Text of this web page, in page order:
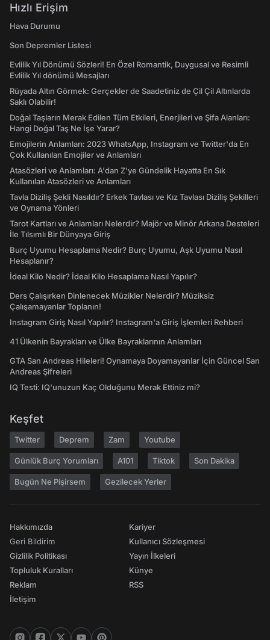
Hızlı Erişim
Hava Durumu
Son Depremler Listesi
Evlilik Yıl Dönümü Sözleri! En Özel Romantik, Duygusal ve Resimli
Evlilik Yıl dönümü Mesajları
Rüyada Altın Görmek: Gerçekler de Saadetiniz de Çil Çil Altınlarda
Saklı Olabilir!
Doğal Taşların Merak Edilen Tüm Etkileri, Enerjileri ve Şifa Alanları:
Hangi Doğal Taş Ne İşe Yarar?
Emojilerin Anlamları: 2023 WhatsApp, Instagram ve Twitter'da En
Çok Kullanılan Emojiler ve Anlamları
Atasözleri ve Anlamları: A'dan Z'ye Gündelik Hayatta En Sık
Kullanılan Atasözleri ve Anlamları
Tavla Diziliş Şekli Nasıldır? Erkek Tavlası ve Kız Tavlası Diziliş Şekilleri
ve Oynama Yönleri
Tarot Kartları ve Anlamları Nelerdir? Majör ve Minör Arkana Desteleri
İle Tılsımlı Bir Dünyaya Giriş
Burç Uyumu Hesaplama Nedir? Burç Uyumu, Aşk Uyumu Nasıl
Hesaplanır?
İdeal Kilo Nedir? İdeal Kilo Hesaplama Nasıl Yapılır?
Ders Çalışırken Dinlenecek Müzikler Nelerdir? Müziksiz
Çalışamayanlar Toplanın!
Instagram Giriş Nasıl Yapılır? Instagram'a Giriş İşlemleri Rehberi
41 Ülkenin Bayrakları ve Ülke Bayraklarının Anlamları
GTA San Andreas Hileleri! Oynamaya Doyamayanlar İçin Güncel San
Andreas Şifreleri
IQ Testi: IQ'unuzun Kaç Olduğunu Merak Ettiniz mi?
Keşfet
Twitter Deprem Zam Youtube
Günlük Burç Yorumları A101 Tiktok Son Dakika
Bugün Ne Pişirsem Gezilecek Yerler
Hakkımızda
Geri Bildirim
Gizlilik Politikası
Topluluk Kuralları
Reklam
İletişim
Kariyer
Kullanıcı Sözleşmesi
Yayın İlkeleri
Künye
RSS